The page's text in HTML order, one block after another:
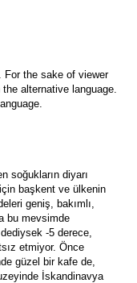
. For the sake of viewer
alternative language.
soğukların diyarı
başkent ve ülkenin
geniş, bakımlı,
bu mevsimde
-5 derece,
etmiyor. Önce
güzel bir kafe de,
İskandinavya